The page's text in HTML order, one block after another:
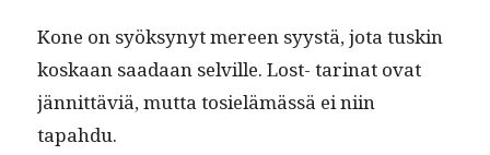
Kone on syöksynyt mereen syys­tä, jota tuskin
koskaan saadaan selville. Lost- tar­i­nat ovat
jän­nit­täviä, mut­ta tosielämässä ei niin
tapahdu.